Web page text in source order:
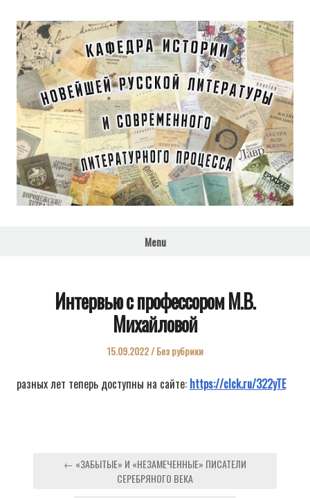
литературы и
современного
Menu
Интервью с профессором М.В.
Михайловой
Posted
15.09.2022 Posted
Без рубрики
разных лет теперь доступны на сайте: https://clck.ru/322yTE
Навигация← «ЗАБЫТЫЕ» И «НЕЗАМЕЧЕННЫЕ» ПИСАТЕЛИ
СЕРЕБРЯНОГО ВЕКА